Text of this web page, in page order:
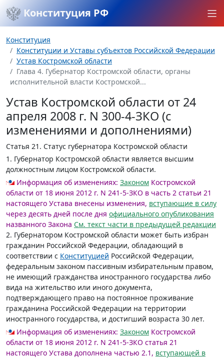
Конституция РФ
Конституция
Конституции и Уставы субъектов Российской Федерации
Устав Костромской области
Глава 4. Губернатор Костромской области, органы
исполнительной власти Костромской...
Устав Костромской области от 24
апреля 2008 г. N 300-4-ЗКО (с
изменениями и дополнениями)
Статья 21. Статус губернатора Костромской области
1. Губернатор Костромской области является высшим
должностным лицом Костромской области.
Информация об изменениях: Законом Костромской
области от 18 июня 2012 г. N 241-5-ЗКО в часть 2 статьи 21
настоящего Устава внесены изменения, вступающие в силу
через десять дней после дня официального опубликования
названного Закона См. текст части в предыдущей редакции
2. Губернатором Костромской области может быть избран
гражданин Российской Федерации, обладающий в
соответствии с Конституцией Российской Федерации,
федеральным законом пассивным избирательным правом,
не имеющий гражданства иностранного государства либо
вида на жительство или иного документа,
подтверждающего право на постоянное проживание
гражданина Российской Федерации на территории
иностранного государства, и достигший возраста 30 лет.
Информация об изменениях: Законом Костромской
области от 18 июня 2012 г. N 241-5-ЗКО статья 21
настоящего Устава дополнена частью 2.1, вступающей в